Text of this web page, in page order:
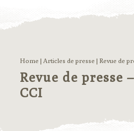
Home | Articles de presse | Revue de
Revue de presse –
CCI